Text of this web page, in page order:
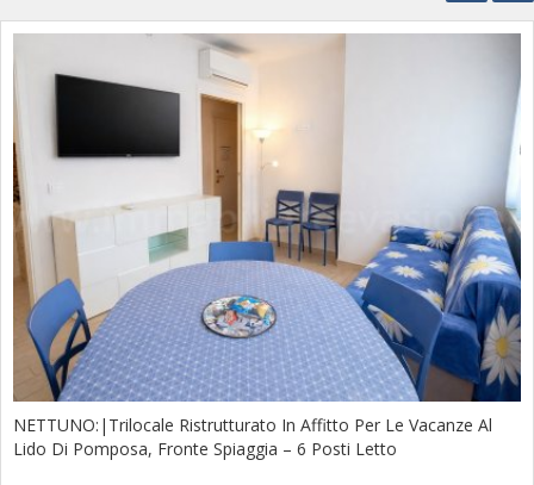
NETTUNO:|Trilocale Ristrutturato In Affitto Per Le Vacanze Al
Lido Di Pomposa, Fronte Spiaggia – 6 Posti Letto